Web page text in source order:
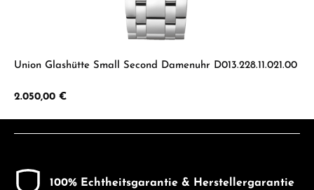
Union Glashütte Small Second Damenuhr D013.228.11.021.00
Regulärer Preis:
2.050,00 €
100% Echtheitsgarantie & Herstellergarantie